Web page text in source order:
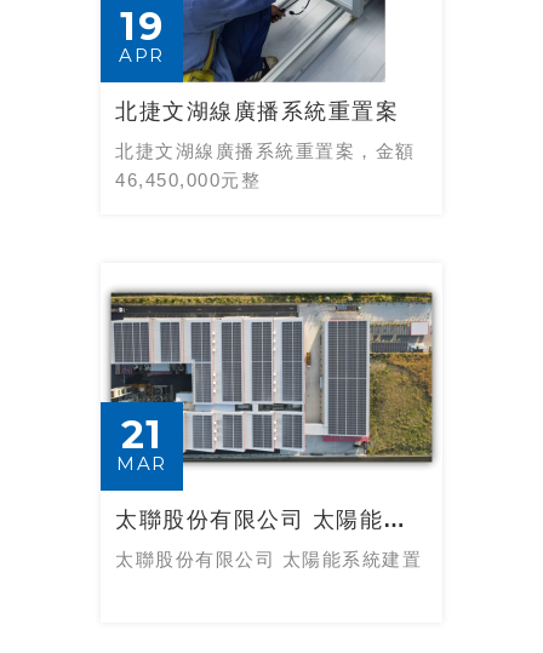
19
APR
北捷文湖線廣播系統重置案
北捷文湖線廣播系統重置案，金額
46,450,000元整
21
MAR
太聯股份有限公司 太陽能系統建置
太聯股份有限公司 太陽能系統建置